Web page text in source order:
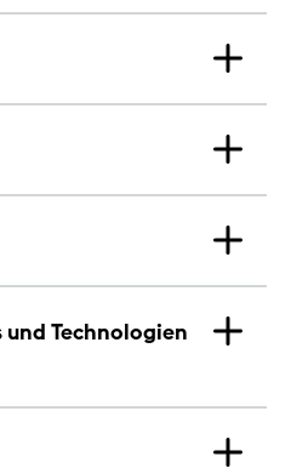
Technologien